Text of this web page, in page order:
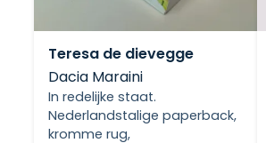
Teresa de dievegge
Dacia Maraini
In redelijke staat.
Nederlandstalige paperback,
kromme rug,